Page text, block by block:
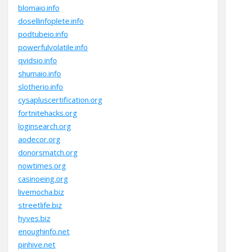
blomaio.info
dosellinfoplete.info
podtubeio.info
powerfulvolatile.info
qvidsio.info
shumaio.info
slotherio.info
cysapluscertification.org
fortnitehacks.org
loginsearch.org
aodecor.org
donorsmatch.org
nowtimes.org
casinoeing.org
livemocha.biz
streetlife.biz
hyves.biz
enoughinfo.net
pinhive.net